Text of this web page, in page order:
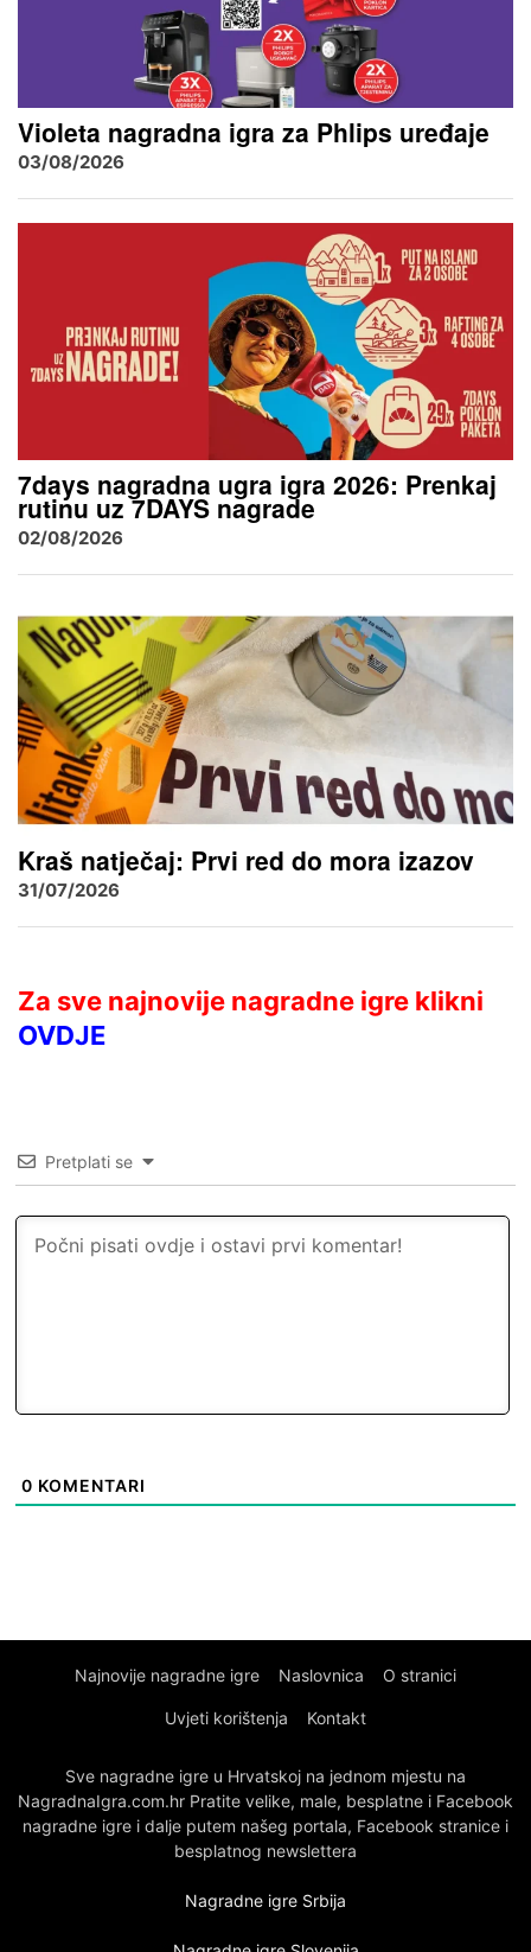
Violeta nagradna igra za Phlips uređaje
03/08/2026
7days nagradna ugra igra 2026: Prenkaj
rutinu uz 7DAYS nagrade
02/08/2026
Kraš natječaj: Prvi red do mora izazov
31/07/2026
Za sve najnovije nagradne igre klikni
OVDJE
Pretplati se
0 KOMENTARI
Najnovije nagradne igre Naslovnica O stranici
Uvjeti korištenja Kontakt
Sve nagradne igre u Hrvatskoj na jednom mjestu na
NagradnaIgra.com.hr Pratite velike, male, besplatne i Facebook
nagradne igre i dalje putem našeg portala, Facebook stranice i
besplatnog newslettera
Nagradne igre Srbija